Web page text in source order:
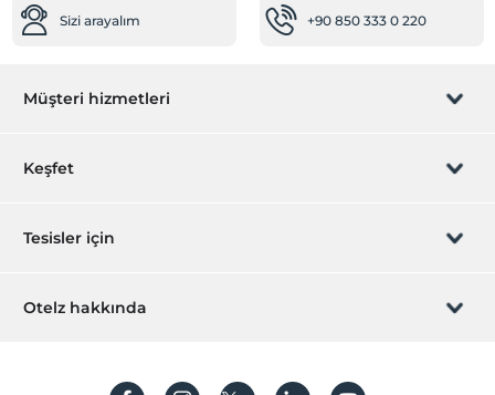
Sizi arayalım +90 850 333 0 220
Müşteri hizmetleri
Rezervasyon yönet
Sıkça sorulan sorular
Keşfet
Hediye Kart
Tesisler için
Hemen tesisinizi ekleyin
Otelz hakkında